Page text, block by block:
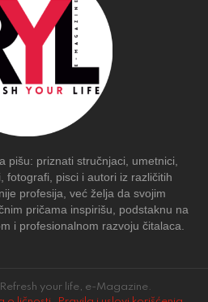
pišu: priznati stručnjaci, umetnici,
fotografi, pisci i autori iz različitih
profesija, već želja da svojim
pričama inspirišu, podstaknu na
i profesionalnom razvoju čitalaca.
your life, e-Magazine.